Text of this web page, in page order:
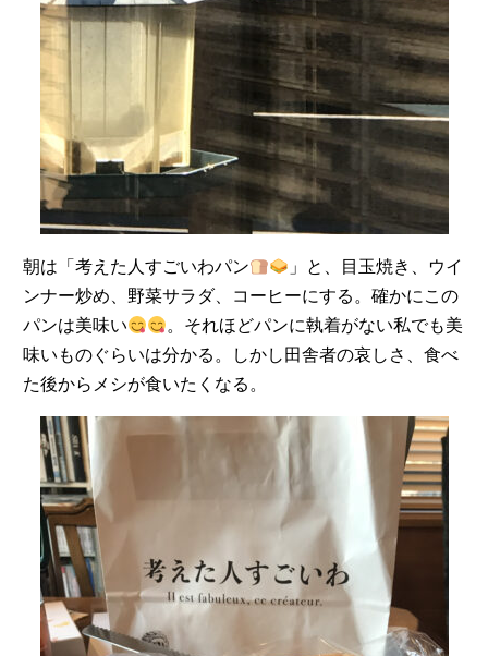
朝は「考えた人すごいわパン
」と、目玉焼き、ウイ
ンナー炒め、野菜サラダ、コーヒーにする。確かにこの
パンは美味い
。それほどパンに執着がない私でも美
味いものぐらいは分かる。しかし田舎者の哀しさ、食べ
た後からメシが食いたくなる。